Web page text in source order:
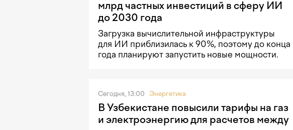
млрд частных инвестиций в сферу ИИ
до 2030 года
Загрузка вычислительной инфраструктуры
для ИИ приблизилась к 90%, поэтому до конца
года планируют запустить новые мощности.
Сегодня, 13:00 Энергетика
В Узбекистане повысили тарифы на газ
и электроэнергию для расчетов между